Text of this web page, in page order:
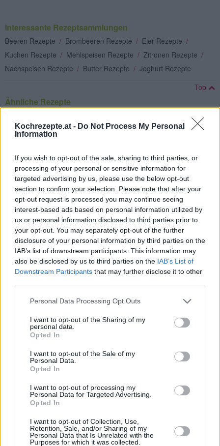
Kochrezepte.at - Do Not Process My Personal
Information
If you wish to opt-out of the sale, sharing to third parties, or
processing of your personal or sensitive information for
targeted advertising by us, please use the below opt-out
section to confirm your selection. Please note that after your
opt-out request is processed you may continue seeing
interest-based ads based on personal information utilized by
us or personal information disclosed to third parties prior to
your opt-out. You may separately opt-out of the further
disclosure of your personal information by third parties on the
IAB’s list of downstream participants. This information may
also be disclosed by us to third parties on the IAB’s List of
Downstream Participants that may further disclose it to other
Personal Data Processing Opt Outs
I want to opt-out of the Sharing of my
personal data.
Opted In
I want to opt-out of the Sale of my
Personal Data.
Opted In
I want to opt-out of processing my
Personal Data for Targeted Advertising.
Opted In
I want to opt-out of Collection, Use,
Retention, Sale, and/or Sharing of my
Personal Data that Is Unrelated with the
Purposes for which it was collected.
Interessante Rezeptsammlungen
Beeren Rezepte / Brombeeren Rezepte / Eier Rezepte /
Kuchen Rezepte / Mehlspeisen Rezepte / Zitronen Rezepte /
Nachspeisen Rezepte / Butter Rezepte / Joghurt Rezepte
Top
Ähnliche Rezepte
Leicht
Ananas-Buttermilch-Kuchen
Leicht
Mohn-Rahm-Kuchen
Flaumiger Vanillekuchen
Leicht
Leicht
Zitronenkuchen mit Baiserhaube
Leicht
Nusskuchen mit Obers
Leicht